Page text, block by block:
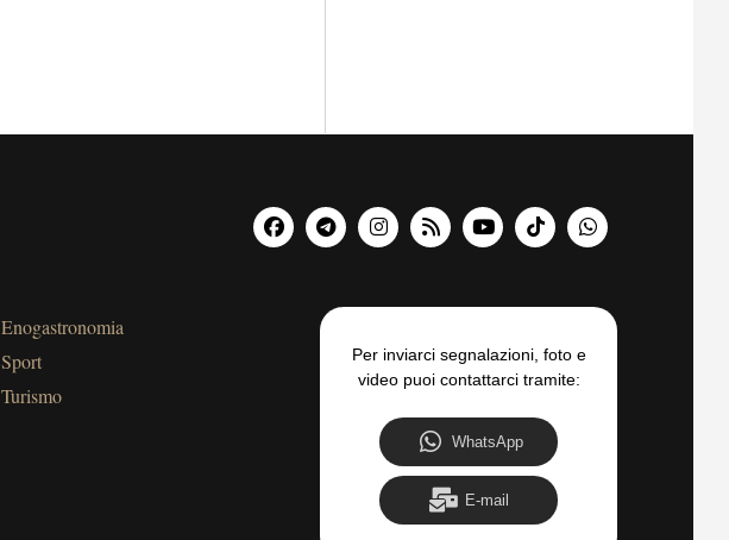
Enogastronomia
Sport
Turismo
Per inviarci segnalazioni, foto e
video puoi contattarci tramite:
WhatsApp
E-mail